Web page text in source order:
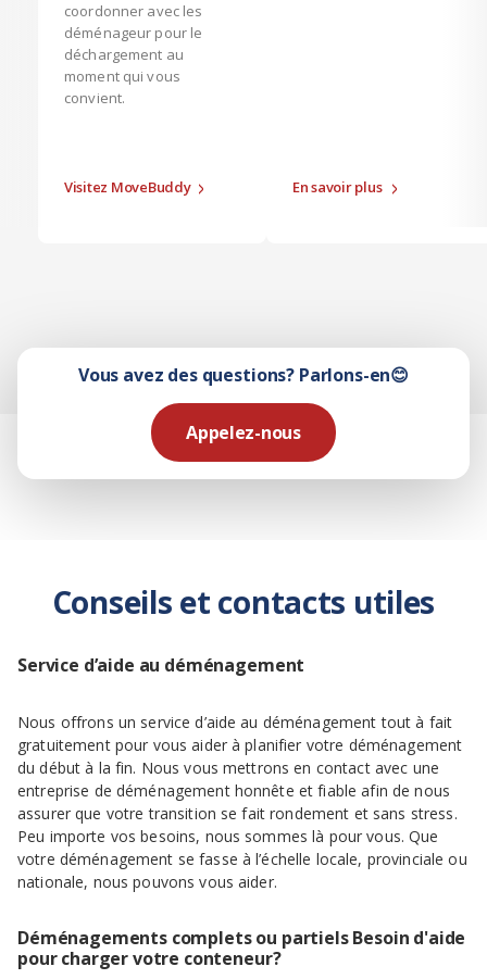
coordonner avec les
déménageur pour le
déchargement au
moment qui vous
convient.
Visitez MoveBuddy En savoir plus
Vous avez des questions? Parlons-en😊
Appelez-nous
Conseils et contacts utiles
Service d’aide au déménagement
Nous offrons un service d’aide au déménagement tout à fait
gratuitement pour vous aider à planifier votre déménagement
du début à la fin. Nous vous mettrons en contact avec une
entreprise de déménagement honnête et fiable afin de nous
assurer que votre transition se fait rondement et sans stress.
Peu importe vos besoins, nous sommes là pour vous. Que
votre déménagement se fasse à l’échelle locale, provinciale ou
nationale, nous pouvons vous aider.
Déménagements complets ou partiels Besoin d'aide
pour charger votre conteneur?